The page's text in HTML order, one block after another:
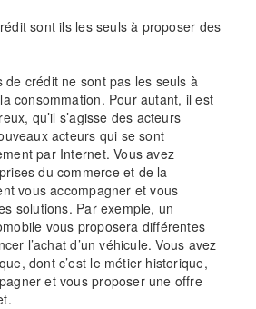
sont ils les seuls à proposer des
de crédit ne sont pas les seuls à
consommation. Pour autant, il est
qu’il s’agisse des acteurs
acteurs qui se sont
par Internet. Vous avez
du commerce et de la
vous accompagner et vous
solutions. Par exemple, un
vous proposera différentes
l’achat d’un véhicule. Vous avez
dont c’est le métier historique,
et vous proposer une offre